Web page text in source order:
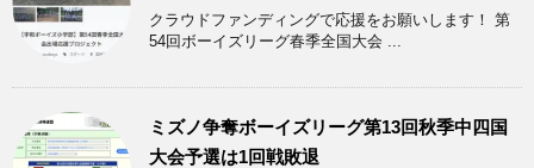
クラウドファンディングで応援をお願いします！ 第
54回ボーイズリーグ春季全国大会 ...
ミズノ争奪ボーイズリーグ第13回秋季中四国
大会予選は1回戦敗退